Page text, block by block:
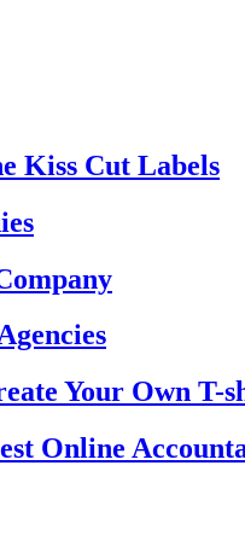
Kiss Cut Labels
Your Own T-
Online